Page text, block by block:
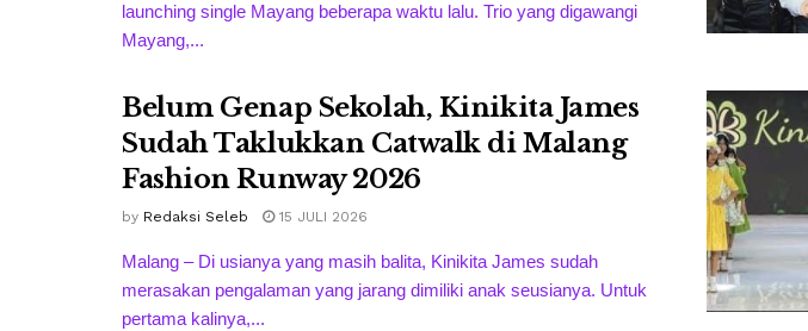
launching single Mayang beberapa waktu lalu. Trio yang digawangi
Mayang,...
Belum Genap Sekolah, Kinikita James
Sudah Taklukkan Catwalk di Malang
Fashion Runway 2026
by Redaksi Seleb 15 JULI 2026
Malang – Di usianya yang masih balita, Kinikita James sudah
merasakan pengalaman yang jarang dimiliki anak seusianya. Untuk
pertama kalinya,...